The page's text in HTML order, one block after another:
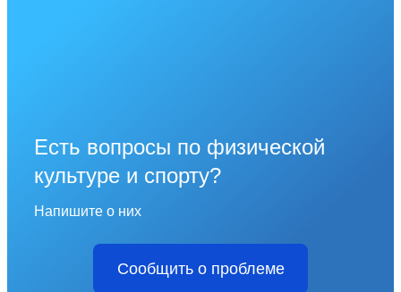
Есть вопросы по физической
культуре и спорту?
Напишите о них
Сообщить о проблеме